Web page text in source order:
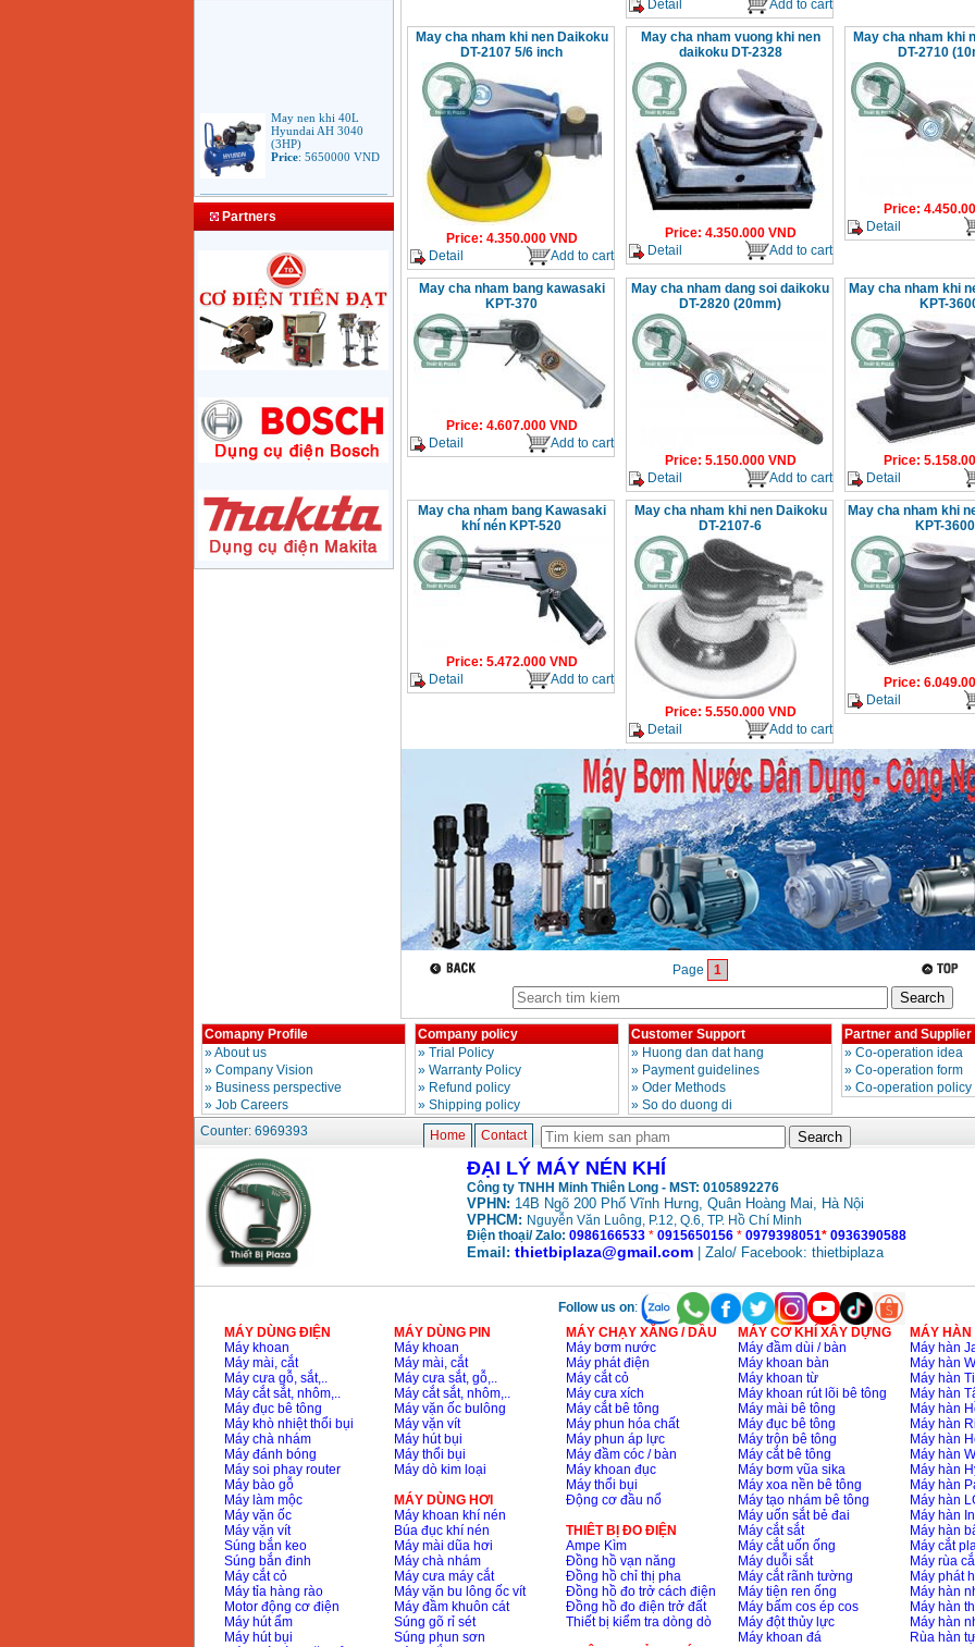
Hyundai AH 3040
(3HP)
Price:
May nen khi Puma dai
loan PK0260 (1/2HP)
Price:10100000VND
May nen khi dau lien
24L (2,5HP)
Price:2250000VND
Price:3150000VND
Price :24500000VND
May nen khi Puma
Partners
Detail
Add to cart
May cha nham khi nen Daikoku
DT-2107 5/6 inch
Price: 4.350.000VND
Detail
Add to cart
May cha nham vuong khi nen
daikoku DT-2328
Price: 4.350.000VND
Detail
Add to cart
May cha nham khi
DT-2710
Price:
Detail
May cha nham bang kawasaki
KPT-370
Price: 4.607.000VND
Detail
Add to cart
May cha nham dang soi daikoku
DT-2820 (20mm)
Price: 5.150.000VND
Detail
Add to cart
May cha nham khi
KPT-
Price:
Detail
May cha nham bang Kawasaki
khí nén KPT-520
Price: 5.472.000VND
Detail
Add to cart
May cha nham khi nen Daikoku
DT-2107-6
Price: 5.550.000VND
Detail
Add to cart
May cha nham khi
KPT-
Price:
Detail
Page 1
Comapny Profile
»About us
» Company Vision
» Business perspective
» Job Careers
Company policy
» Trial Policy
» Warranty Policy
» Refund policy
» Shipping policy
Customer Support
» Huong dan dat hang
» Payment guidelines
» Oder Methods
» So do duong di
Partner and Supplier
» Co-operation idea
» Co-operation form
» Co-operation policy
Counter: 6969393 Home Contact
ĐẠI LÝ MÁY NÉN KHÍ
Công ty TNHH Minh Thiên Long - MST: 0105892276
VPHN: 14B Ngõ 200 Phố Vĩnh Hưng, Quân Hoàng Mai, Hà Nội
VPHCM: Nguyễn Văn Luông, P.12, Q.6, TP. Hồ Chí Minh
Điện thoại/ Zalo: 0986166533 * 0915650156* 0979398051* 0936390588
Email: thietbiplaza@gmail.com| Zalo/ Facebook: thietbiplaza
Follow us on:
MÁY DÙNG ĐIỆN
Máy khoan
Máy mài, cắt
Máy cưa gỗ, sắt,..
Máy cắt sắt, nhôm,..
Máy đục bê tông
Máy khò nhiệt thổi bụi
Máy chà nhám
Máy đánh bóng
Máy soi phay router
Máy bào gỗ
Máy làm mộc
Máy vặn ốc
Máy vặn vít
Súng bắn keo
Súng bắn đinh
Máy cắt cỏ
Máy tỉa hàng rào
Motor động cơ điện
Máy hút ẩm
Máy hút bụi
MÁY DÙNG PIN
Máy khoan
Máy mài, cắt
Máy cưa sắt, gỗ,..
Máy cắt sắt, nhôm,..
Máy vặn ốc bulông
Máy vặn vít
Máy hút bụi
Máy thổi bụi
Máy dò kim loại
MÁY DÙNG HƠI
Máy khoan khí nén
Búa đục khí nén
Máy mài dũa hơi
Máy chà nhám
Máy cưa máy cắt
Máy vặn bu lông ốc vít
Máy đầm khuôn cát
Súng gõ rỉ sét
Súng phun sơn
MÁY CHẠY XĂNG / DẦU
Máy bơm nước
Máy phát điện
Máy cắt cỏ
Máy cưa xích
Máy cắt bê tông
Máy phun hóa chất
Máy phun áp lực
Máy đầm cóc / bàn
Máy khoan đục
Máy thổi bụi
Động cơ đầu nổ
THIÊT BỊ ĐO ĐIỆN
Ampe Kìm
Đồng hồ vạn năng
Đồng hồ chỉ thị pha
Đồng hồ đo trở cách điện
Đồng hồ đo điện trở đất
Thiết bị kiểm tra dòng dò
MÁY CƠ KHÍ XÂY DỰNG
Máy đầm dùi / bàn
Máy khoan bàn
Máy khoan từ
Máy khoan rút lõi bê tông
Máy mài bê tông
Máy đục bê tông
Máy trộn bê tông
Máy cắt bê tông
Máy bơm vũa sika
Máy xoa nền bê tông
Máy tạo nhám bê tông
Máy uốn sắt bẻ đai
Máy cắt sắt
Máy cắt uốn ống
Máy duỗi sắt
Máy cắt rãnh tường
Máy tiện ren ống
Máy bấm cos ép cos
Máy đột thủy lực
Máy khoan đá
MÁY HÀN
Máy hàn
Máy hàn
Máy hàn
Máy hàn
Máy hàn
Máy hàn
Máy hàn
Máy hàn
Máy hàn
Máy hàn
Máy hàn
Máy hàn
Máy hàn
Máy cắt
Máy rùa
Máy phát
Máy hàn
Máy hàn
Máy hàn
Rùa hàn